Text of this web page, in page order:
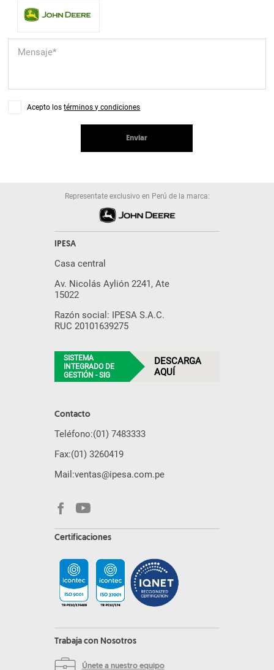
Acepto lostérminos y condiciones
Enviar
Representate exclusivo en Perú de la marca:
IPESA
Casa central
Av. Nicolás Aylión 2241, Ate
15022
Razón social: IPESA S.A.C.
RUC 20101639275
SISTEMA
INTEGRADO DE
GESTIÓN - SIG
DESCARGA
AQUÍ
Contacto
Teléfono:(01) 7483333
Fax:(01) 3260419
Mail:ventas@ipesa.com.pe
Certificaciones
Trabaja con Nosotros
Únete a nuestro equipo